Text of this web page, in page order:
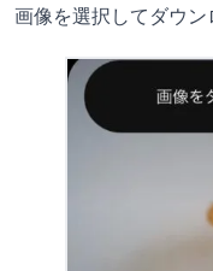
画像を選択してダウン